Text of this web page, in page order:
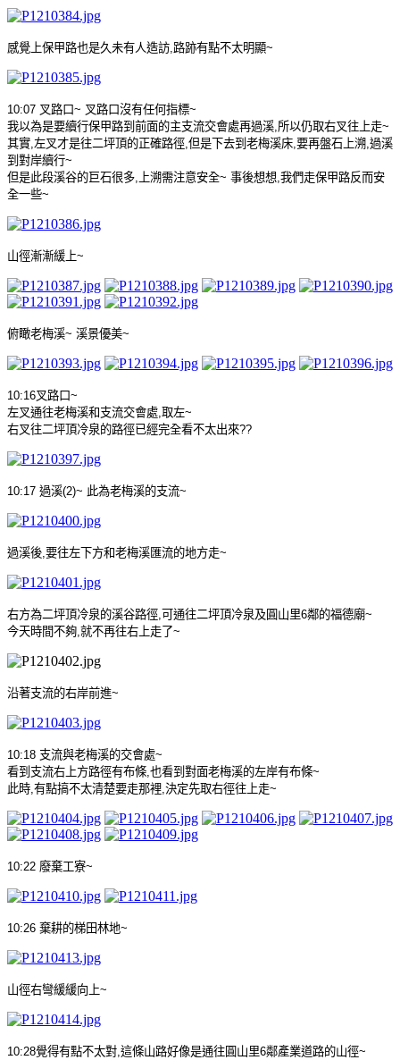
感覺上保甲路也是久未有人造訪 路跡有點不太明顯~
10:07 叉路口~ 叉路口沒有任何指標~
我以為是要續行保甲路到前面的主支流交會處再過溪 所以仍取右叉往上走~
其實 左叉才是往二坪頂的正確路徑 但是下去到老梅溪床 要再盤石上溯 過溪
到對岸續行~
但是此段溪谷的巨石很多
上溯需注意安全~ 事後想想 我們走保甲路反而安
全一些~
山徑漸漸緩上~
俯瞰老梅溪~ 溪景優美~
10:16叉路口~
左叉通往老梅溪和支流交會處 取左~
右叉往二坪頂冷泉的路徑已經完全看不太出來??
10:17 過溪(2)~ 此為老梅溪的支流~
過溪後 要往左下方和老梅溪匯流的地方走~
右方為二坪頂冷泉的溪谷路徑 可通往二坪頂冷泉及圓山里6鄰的福德廟~
今天時間不夠 就不再往右上走了~
沿著支流的右岸前進~
10:18 支流與老梅溪的交會處~
看到支流右上方路徑有布條 也看到對面老梅溪的左岸有布條~
此時 有點搞不太清楚要走那裡 決定先取右徑往上走~
10:22 廢棄工寮~
10:26 棄耕的梯田林地~
山徑右彎緩緩向上~
10:28覺得有點不太對 這條山路好像是通往圓山里6鄰產業道路的山徑~